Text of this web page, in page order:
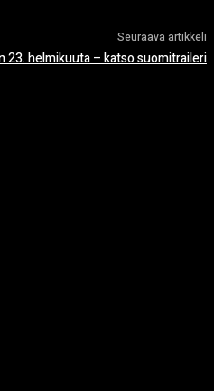
Seuraava artikkeli
helmikuuta – katso suomitraileri